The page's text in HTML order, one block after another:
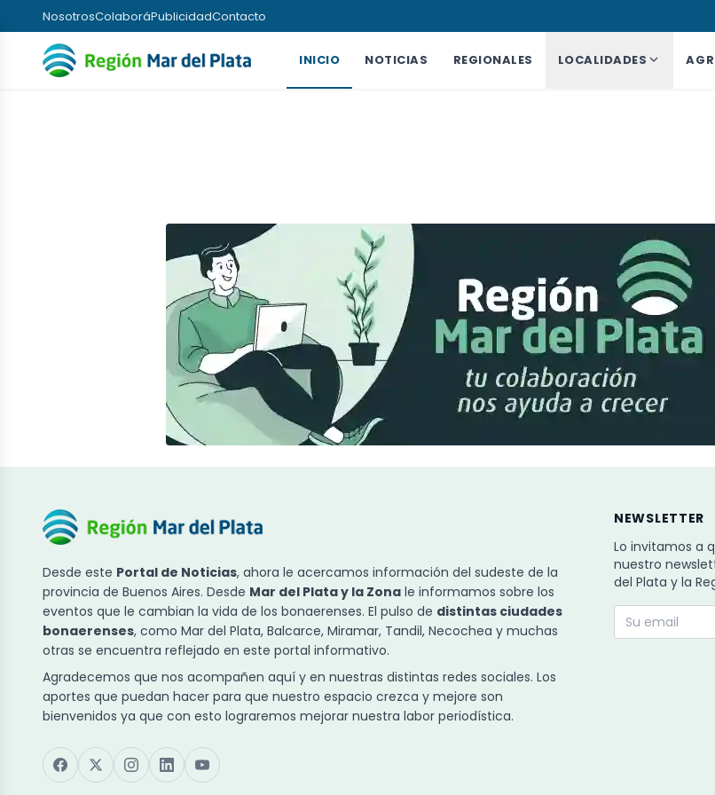
NosotrosColaboráPublicidadContacto
INICIO NOTICIAS REGIONALES LOCALIDADES
Desde este Portal de Noticias, ahora le acercamos información del sudeste de la
provincia de Buenos Aires. Desde Mar del Plata y la Zona le informamos sobre los
eventos que le cambian la vida de los bonaerenses. El pulso de distintas ciudades
bonaerenses, como Mar del Plata, Balcarce, Miramar, Tandil, Necochea y muchas
otras se encuentra reflejado en este portal informativo.
Agradecemos que nos acompañen aquí y en nuestras distintas redes sociales. Los
aportes que puedan hacer para que nuestro espacio crezca y mejore son
bienvenidos ya que con esto lograremos mejorar nuestra labor periodística.
NEWSLETTER
Lo invitamos a
nuestro
del Plata y la